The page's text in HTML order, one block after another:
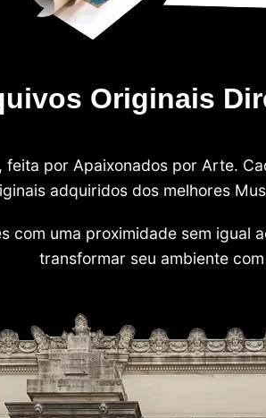
Originais
feita por Apaixonados por Arte.
adquiridos dos melhores
com uma proximidade sem
transformar seu ambiente